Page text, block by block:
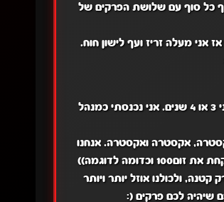
כל סוף עם שלושת הפרקים של
אני חושב שהאתר נפתח לפני 3 או 4 שנים. אני נכנסתי כמנהל
אקסטרה ואקסטרה. אנחנו
עובדים עד שמבחינתנו הם 100% וכדומה.. (ברוב הפרקים, כמו בליץ', אושי נו קו וכו..(לא לקחת את זום100 וכדומה לדוגמה))
ולכולנו אוזל יותר ויותר
שיהיה לכם פרקים (: